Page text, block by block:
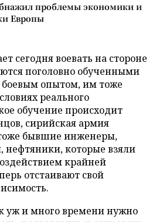
проблемы экономики и
Европы
сегодня воевать на стороне
поголовно обученными
опытом, им тоже
реального
обучение происходит
сирийская армия
бывшие инженеры,
нефтяники, которые взяли
крайней
отстаивают свой
уж и много времени нужно